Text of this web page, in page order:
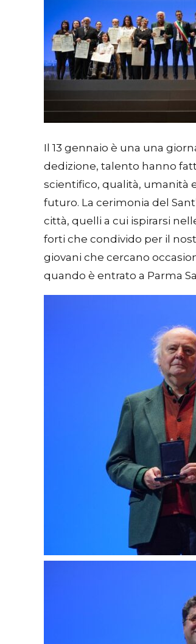
Il 13 gennaio è una una
dedizione, talento hanno
scientifico, qualità, umanità
futuro. La cerimonia del
città, quelli a cui ispirarsi
forti che condivido per il
giovani che cercano
quando è entrato a Parma